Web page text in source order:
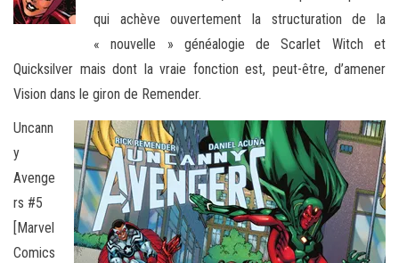
qui achève ouvertement la structuration de la
« nouvelle » généalogie de Scarlet Witch et
Quicksilver mais dont la vraie fonction est, peut-être, d’amener
Vision dans le giron de Remender.
Uncann
y
Avenge
rs #5
[Marvel
Comics